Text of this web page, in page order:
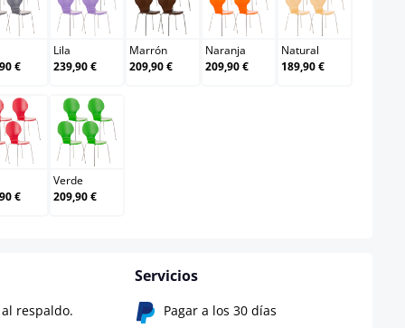
Gris
€
Lila
Lila
239,90 €
Marrón
Marrón
209,90 €
Naranja
Naranja
209,90 €
Natural
Natural
189,90 €
Rojo
€
Verde
Verde
209,90 €
respaldo.
Servicios
Pagar a los 30 días